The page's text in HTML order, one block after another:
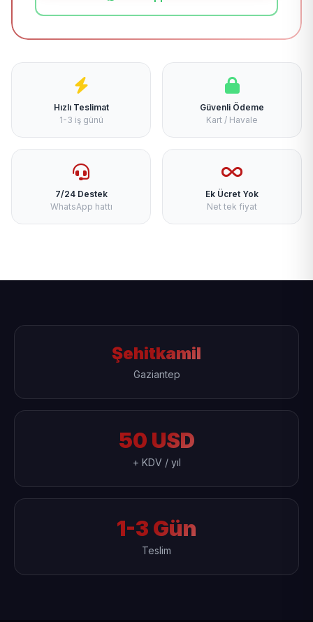
Hızlı Teslimat
1-3 iş günü
Güvenli Ödeme
Kart / Havale
7/24 Destek
WhatsApp hattı
Ek Ücret Yok
Net tek fiyat
Şehitkamil
Gaziantep
50 USD
+ KDV / yıl
1-3 Gün
Teslim